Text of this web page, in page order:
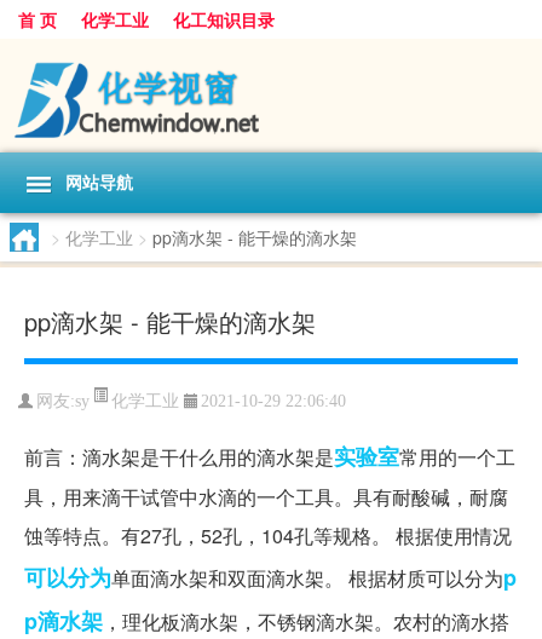
首 页 化学工业 化工知识目录
网站导航
> 化学工业 > pp滴水架 - 能干燥的滴水架
pp滴水架 - 能干燥的滴水架
网友:sy 化学工业 2021-10-29 22:06:40
前言：滴水架是干什么用的滴水架是实验室常用的一个工
具，用来滴干试管中水滴的一个工具。具有耐酸碱，耐腐
蚀等特点。有27孔，52孔，104孔等规格。 根据使用情况
可以分为单面滴水架和双面滴水架。 根据材质可以分为p
p滴水架 ，理化板滴水架，不锈钢滴水架。农村的滴水搭